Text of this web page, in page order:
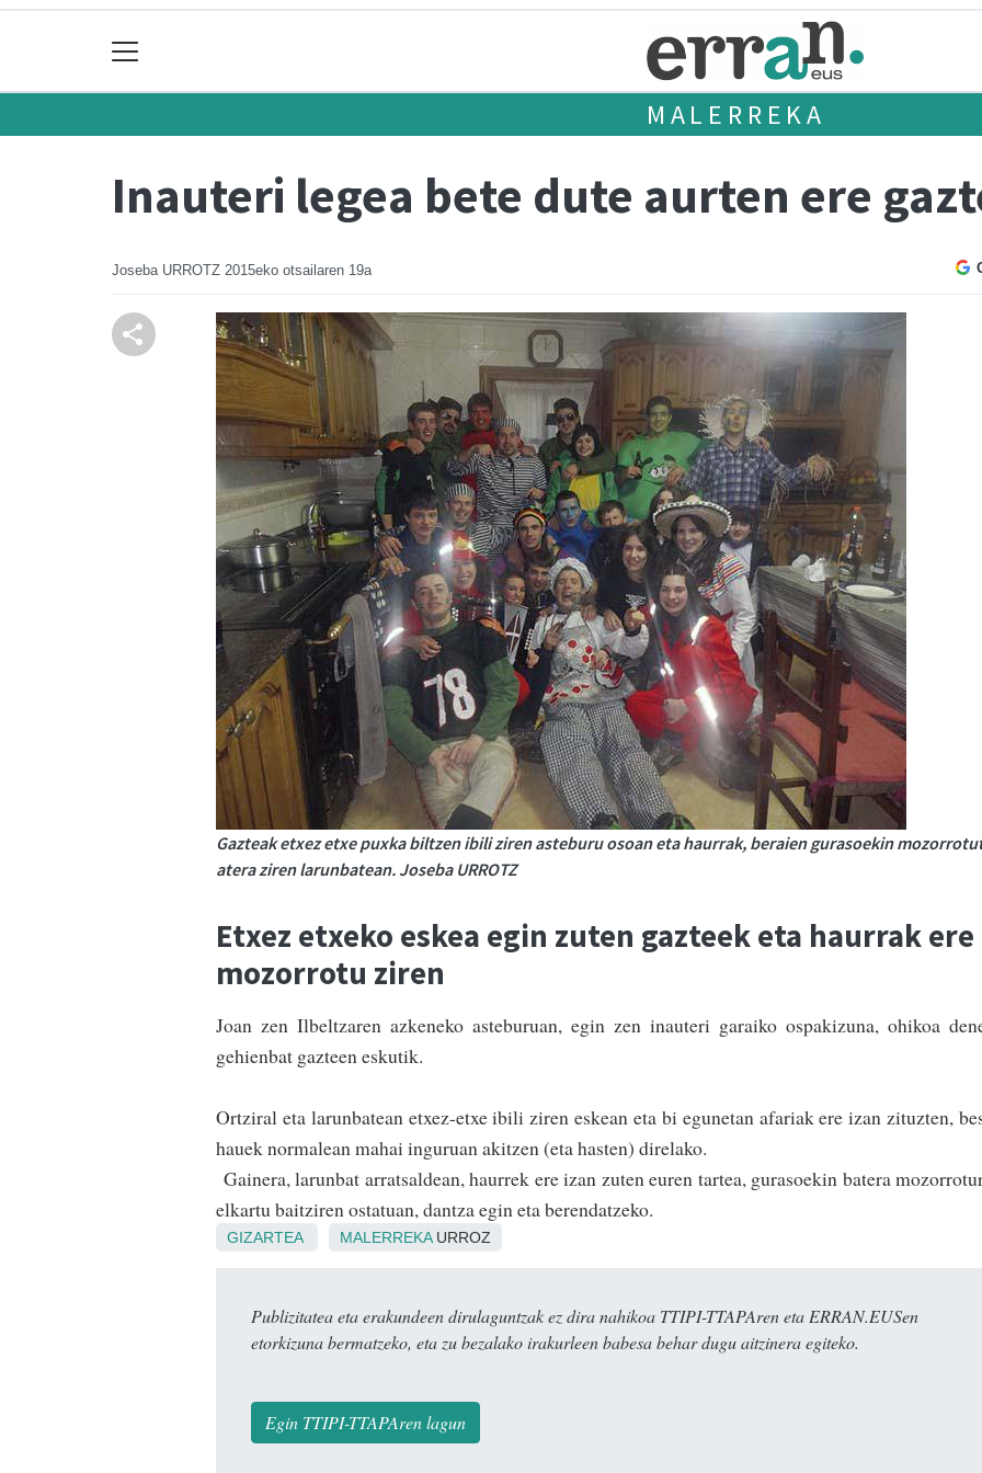
MALERREKA
Inauteri legea bete dute aurten ere
Joseba URROTZ 2015eko otsailaren 19a
Gazteak etxez etxe puxka biltzen ibili ziren asteburu osoan eta haurrak, beraien gurasoekin
atera ziren larunbatean. Joseba URROTZ
Etxez etxeko eskea egin zuten gazteek eta haurrak ere
mozorrotu ziren
Joan zen Ilbeltzaren azkeneko asteburuan, egin zen inauteri garaiko ospakizuna, ohikoa
gehienbat gazteen eskutik.
Ortziral eta larunbatean etxez-etxe ibili ziren eskean eta bi egunetan afariak ere izan zituzten,
hauek normalean mahai ingu­ruan akitzen (eta hasten) direlako.
Gainera, larunbat a­rratsaldean, haurrek ere izan zuten euren tartea, gurasoekin batera
elkartu bai­tziren ostatuan, dantza egin eta berendatzeko.
GIZARTEA MALERREKAURROZ
Publizitatea eta erakundeen dirulaguntzak ez dira nahikoa TTIPI-TTAPAren eta ERRAN.EUSen
etorkizuna bermatzeko, eta zu bezalako irakurleen babesa behar dugu aitzinera egiteko.
Egin TTIPI-TTAPAren lagun